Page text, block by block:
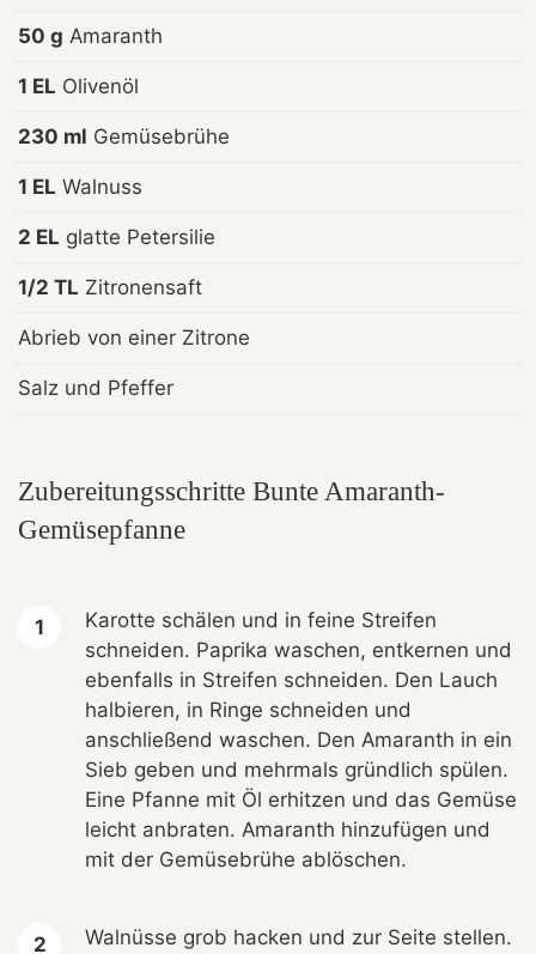
50 g Amaranth
1 EL Olivenöl
230 ml Gemüsebrühe
1 EL Walnuss
2 EL glatte Petersilie
1/2 TL Zitronensaft
Abrieb von einer Zitrone
Salz und Pfeffer
Zubereitungsschritte Bunte Amaranth-
Gemüsepfanne
Karotte schälen und in feine Streifen
schneiden. Paprika waschen, entkernen und
ebenfalls in Streifen schneiden. Den Lauch
halbieren, in Ringe schneiden und
anschließend waschen. Den Amaranth in ein
Sieb geben und mehrmals gründlich spülen.
Eine Pfanne mit Öl erhitzen und das Gemüse
leicht anbraten. Amaranth hinzufügen und
mit der Gemüsebrühe ablöschen.
Walnüsse grob hacken und zur Seite stellen.